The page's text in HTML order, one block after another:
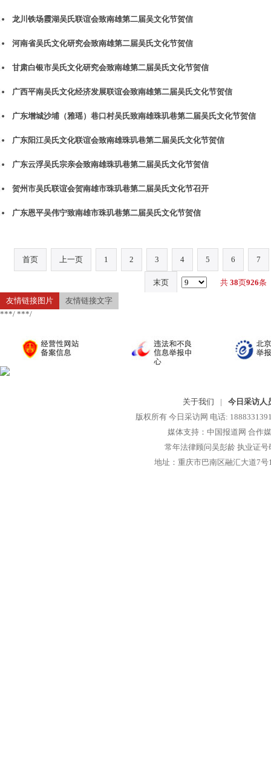
龙川铁场霞湖吴氏联谊会致南雄第二届吴文化节贺信
河南省吴氏文化研究会致南雄第二届吴氏文化节贺信
甘肃白银市吴氏文化研究会致南雄第二届吴氏文化节贺信
广西平南吴氏文化经济发展联谊会致南雄第二届吴氏文化节贺信
广东增城沙埔（雅瑶）巷口村吴氏致南雄珠玑巷第二届吴氏文化节贺信
广东阳江吴氏文化联谊会致南雄珠玑巷第二届吴氏文化节贺信
广东云浮吴氏宗亲会致南雄珠玑巷第二届吴氏文化节贺信
贺州市吴氏联谊会贺南雄市珠玑巷第二届吴氏文化节召开
广东恩平吴伟宁致南雄市珠玑巷第二届吴氏文化节贺信
首页 上一页 1 2 3 4 5 6 7
末页 共 38页926条
友情链接图片
友情链接文字
***/ ***/
关于我们 |
今日采访人
版权所有 今日采访网 电话:
媒体支持：中国报道网 合作
常年法律顾问吴彭龄 执业证
地址：重庆市巴南区融汇大道7号